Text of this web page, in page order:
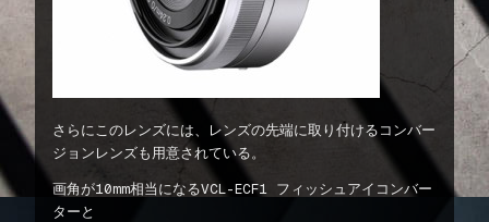
さらにこのレンズには、レンズの先端に取り付けるコンバー
ジョンレンズも用意されている。
画角が10mm相当になるVCL-ECF1 フィッシュアイコンバー
ターと